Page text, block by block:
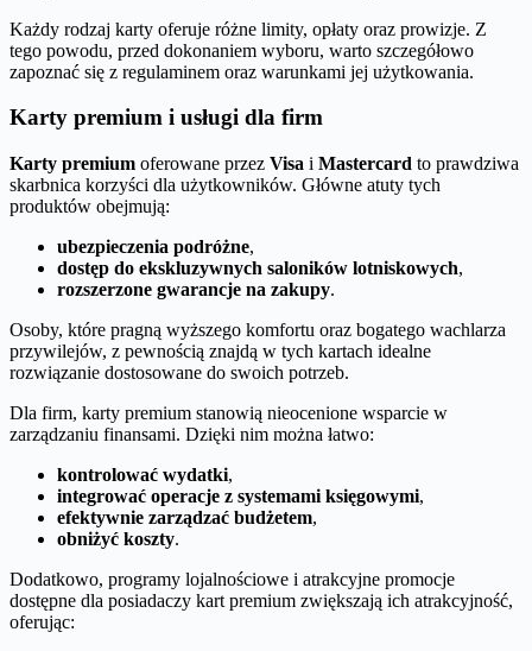
Każdy rodzaj karty oferuje różne limity, opłaty oraz prowizje. Z
tego powodu, przed dokonaniem wyboru, warto szczegółowo
zapoznać się z regulaminem oraz warunkami jej użytkowania.
Karty premium i usługi dla firm
Karty premium oferowane przez Visa i Mastercard to prawdziwa
skarbnica korzyści dla użytkowników. Główne atuty tych
produktów obejmują:
ubezpieczenia podróżne,
dostęp do ekskluzywnych saloników lotniskowych,
rozszerzone gwarancje na zakupy.
Osoby, które pragną wyższego komfortu oraz bogatego wachlarza
przywilejów, z pewnością znajdą w tych kartach idealne
rozwiązanie dostosowane do swoich potrzeb.
Dla firm, karty premium stanowią nieocenione wsparcie w
zarządzaniu finansami. Dzięki nim można łatwo:
kontrolować wydatki,
integrować operacje z systemami księgowymi,
efektywnie zarządzać budżetem,
obniżyć koszty.
Dodatkowo, programy lojalnościowe i atrakcyjne promocje
dostępne dla posiadaczy kart premium zwiększają ich atrakcyjność,
oferując: